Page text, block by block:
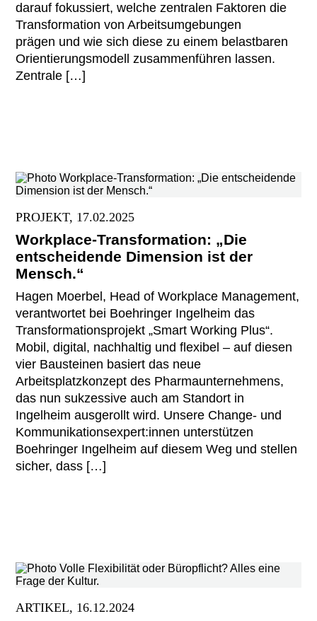
darauf fokussiert, welche zentralen Faktoren die
Transformation von Arbeitsumgebungen
prägen und wie sich diese zu einem belastbaren
Orientierungsmodell zusammenführen lassen.
Zentrale […]
PROJEKT, 17.02.2025
Workplace-Transformation: „Die
entscheidende Dimension ist der
Mensch.“
Hagen Moerbel, Head of Workplace Management,
verantwortet bei Boehringer Ingelheim das
Transformationsprojekt „Smart Working Plus“.
Mobil, digital, nachhaltig und flexibel – auf diesen
vier Bausteinen basiert das neue
Arbeitsplatzkonzept des Pharmaunternehmens,
das nun sukzessive auch am Standort in
Ingelheim ausgerollt wird. Unsere Change- und
Kommunikationsexpert:innen unterstützen
Boehringer Ingelheim auf diesem Weg und stellen
sicher, dass […]
ARTIKEL, 16.12.2024